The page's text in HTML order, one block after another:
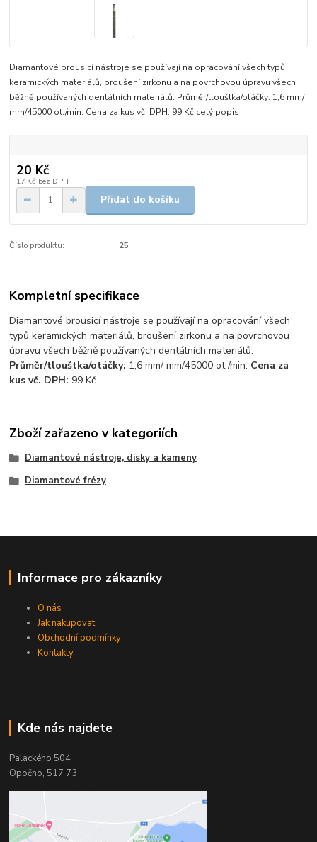
Diamantové brousicí nástroje se používají na opracování všech typů
keramických materiálů, broušení zirkonu a na povrchovou úpravu všech
běžně používaných dentálních materiálů. Průměr/tlouštka/otáčky: 1,6 mm/
mm/45000 ot./min. Cena za kus vč. DPH: 99 Kč celý popis
20 Kč
17 Kč bez DPH
Přidat do košíku
Číslo produktu: 25
Kompletní specifikace
Diamantové brousicí nástroje se používají na opracování všech
typů keramických materiálů, broušení zirkonu a na povrchovou
úpravu všech běžně používaných dentálních materiálů.
Průměr/tlouštka/otáčky: 1,6 mm/ mm/45000 ot./min. Cena za
kus vč. DPH: 99 Kč
Zboží zařazeno v kategoriích
Diamantové nástroje, disky a kameny
Diamantové frézy
Informace pro zákazníky
O nás
Jak nakupovat
Obchodní podmínky
Kontakty
Kde nás najdete
Palackého 504
Opočno, 517 73